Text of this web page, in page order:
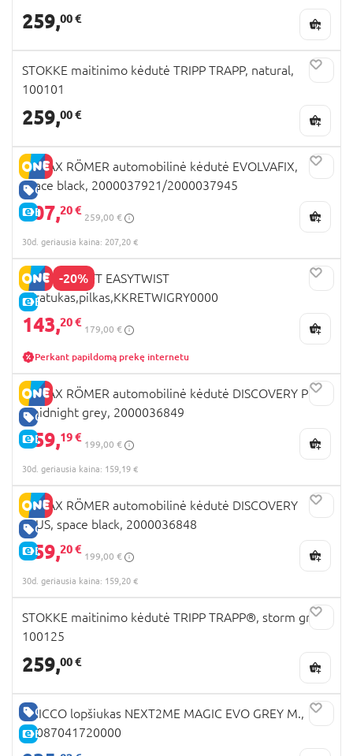
259,00 €
STOKKE maitinimo kėdutė TRIPP TRAPP, natural,
100101
259,00 €
GERA KAINA
E-KAINA
BRITAX RÖMER automobilinė kėdutė EVOLVAFIX,
space black, 2000037921/2000037945
207,20 €
259,00 €
30d. geriausia kaina: 207,20 €
-20%
E-KAINA
KINDERKRAFT EASYTWIST
triratukas,pilkas,KKRETWIGRY0000
143,20 €
179,00 €
Perkant papildomą prekę internetu
GERA KAINA
E-KAINA
BRITAX RÖMER automobilinė kėdutė DISCOVERY PLUS
, midnight grey, 2000036849
159,19 €
199,00 €
30d. geriausia kaina: 159,19 €
GERA KAINA
E-KAINA
BRITAX RÖMER automobilinė kėdutė DISCOVERY
PLUS, space black, 2000036848
159,20 €
199,00 €
30d. geriausia kaina: 159,20 €
STOKKE maitinimo kėdutė TRIPP TRAPP®, storm grey,
100125
259,00 €
GERA KAINA
E-KAINA
CHICCO lopšiukas NEXT2ME MAGIC EVO GREY M.,
07087041720000